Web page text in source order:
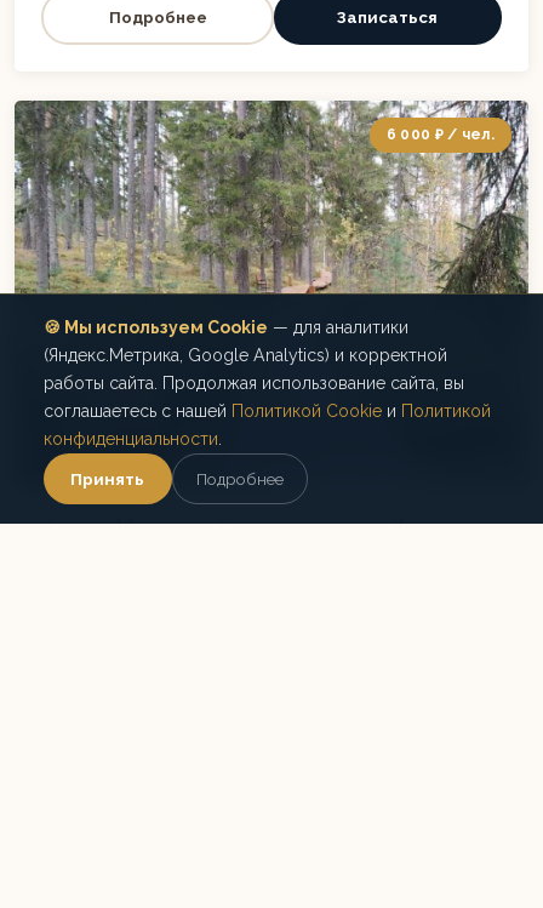
Подробнее Записаться
6 000 ₽ / чел.
Линия Маннергейма и эко-тропа Ярви: леса
🍪 Мы используем Cookie — для аналитики
(Яндекс.Метрика, Google Analytics) и корректной
работы сайта. Продолжая использование сайта, вы
соглашаетесь с нашей Политикой Cookie и Политикой
конфиденциальности.
Принять Подробнее